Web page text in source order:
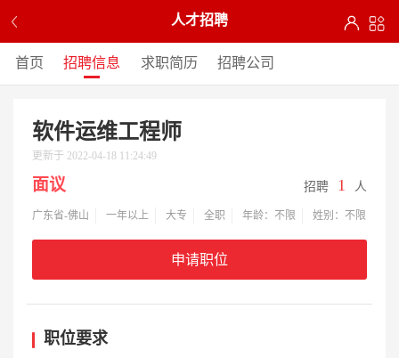
人才招聘
首页 招聘信息 求职简历 招聘公司
软件运维工程师
更新于 2022-04-18 11:24:49
面议 招聘 1 人
广东省-佛山 一年以上 大专 全职 年龄：不限 姓别：不限
申请职位
职位要求